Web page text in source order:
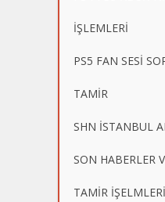
İŞLEMLERİ
PS5 FAN SESİ
TAMİR
SHN İSTANBUL
SON HABERLER
TAMİR İŞELMLERİ